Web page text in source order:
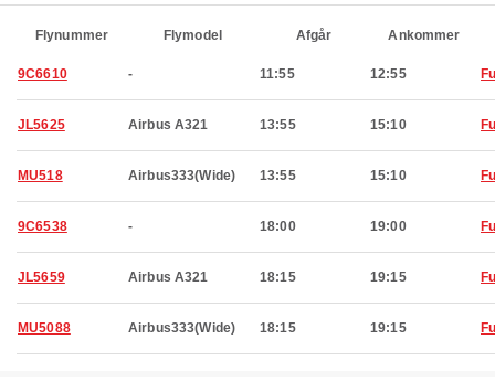
Flynummer Flymodel Afgår Ankommer
9C6610 - 11:55 12:55
JL5625 Airbus A321 13:55 15:10
MU518 Airbus333(Wide) 13:55 15:10
9C6538 - 18:00 19:00
JL5659 Airbus A321 18:15 19:15
MU5088 Airbus333(Wide) 18:15 19:15